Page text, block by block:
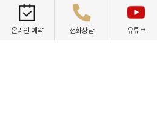
개인정보취급방침 이용약관
온라인 예약 전화상담 유튜브